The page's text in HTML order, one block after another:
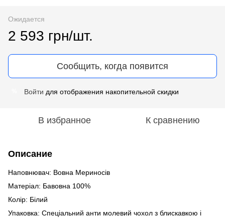
Ожидается
2 593 грн/шт.
Сообщить, когда появится
Войти для отображения накопительной скидки
В избранное К сравнению
Описание
Наповнювач: Вовна Мериносів
Матеріал: Бавовна 100%
Колір: Білий
Упаковка: Спеціальний анти молевий чохол з блискавкою і